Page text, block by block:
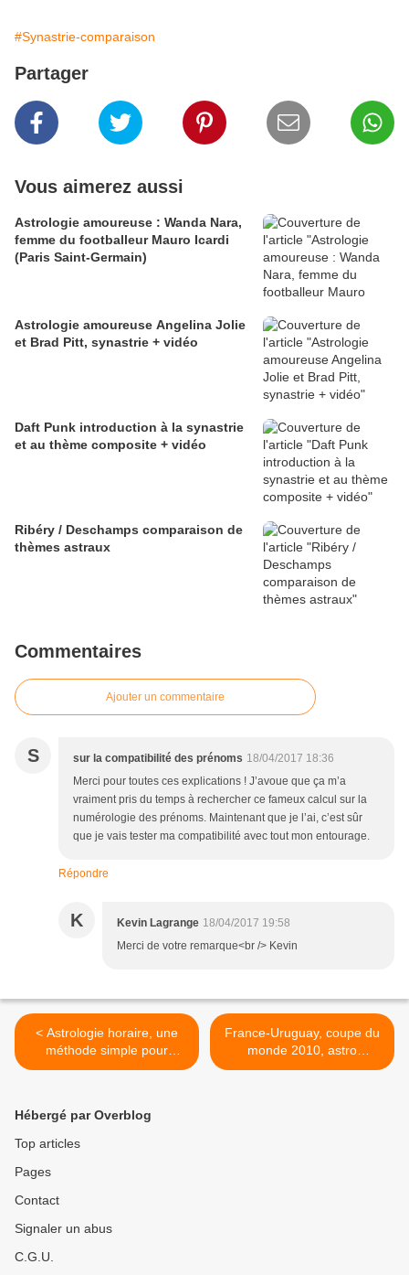
#Synastrie-comparaison
Partager
Vous aimerez aussi
Astrologie amoureuse : Wanda Nara,
femme du footballeur Mauro Icardi
(Paris Saint-Germain)
Astrologie amoureuse Angelina Jolie
et Brad Pitt, synastrie + vidéo
Daft Punk introduction à la synastrie
et au thème composite + vidéo
Ribéry / Deschamps comparaison de
thèmes astraux
Commentaires
Ajouter un commentaire
S sur la compatibilité des prénoms 18/04/2017 18:36
Merci pour toutes ces explications ! J’avoue que ça m’a
vraiment pris du temps à rechercher ce fameux calcul sur la
numérologie des prénoms. Maintenant que je l’ai, c’est sûr
que je vais tester ma compatibilité avec tout mon entourage.
Répondre
K Kevin Lagrange 18/04/2017 19:58
Merci de votre remarque<br /> Kevin
< Astrologie horaire, une
méthode simple pour
prédire
France-Uruguay, coupe du
monde 2010, astro
pronostic >
Hébergé par Overblog
Top articles
Pages
Contact
Signaler un abus
C.G.U.